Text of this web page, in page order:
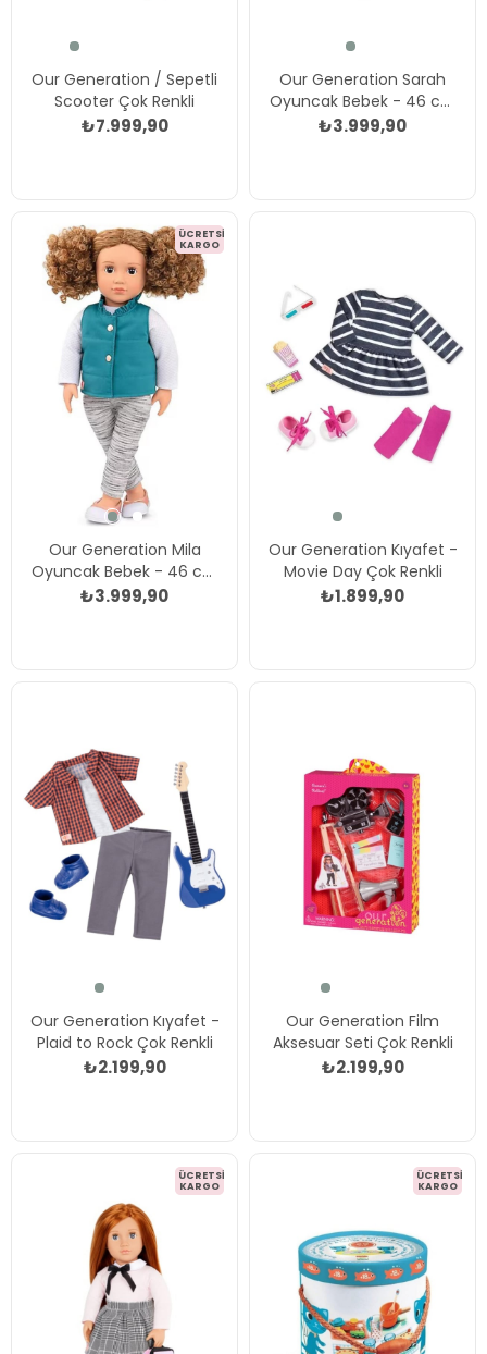
Our Generation / Sepetli
Scooter Çok Renkli
₺7.999,90
Our Generation Sarah
Oyuncak Bebek - 46 cm
Çok Renkli
₺3.999,90
Our Generation Mila
Oyuncak Bebek - 46 cm
Çok Renkli
₺3.999,90
ÜCRETSIZ
KARGO
Our Generation Kıyafet -
Movie Day Çok Renkli
₺1.899,90
Our Generation Kıyafet -
Plaid to Rock Çok Renkli
₺2.199,90
Our Generation Film
Aksesuar Seti Çok Renkli
₺2.199,90
ÜCRETSIZ
KARGO
ÜCRETSIZ
KARGO